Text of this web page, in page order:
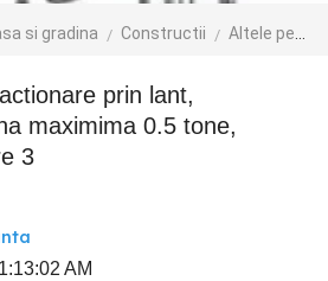
si gradina Constructii Altele pentru constructii
maximima 0.5 tone,
3
AM